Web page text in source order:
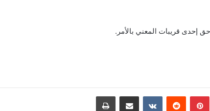
إحدى قريبات المعني بالأمر.
بينتيريست مشاركة عبر البريد طباعة